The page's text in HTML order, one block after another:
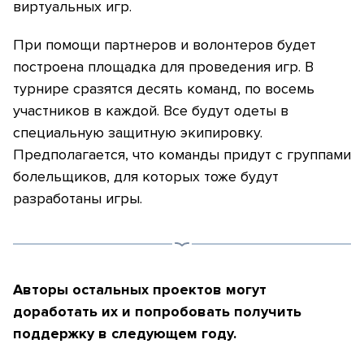
виртуальных игр.
При помощи партнеров и волонтеров будет
построена площадка для проведения игр. В
турнире сразятся десять команд, по восемь
участников в каждой. Все будут одеты в
специальную защитную экипировку.
Предполагается, что команды придут с группами
болельщиков, для которых тоже будут
разработаны игры.
Авторы остальных проектов могут
доработать их и попробовать получить
поддержку в следующем году.